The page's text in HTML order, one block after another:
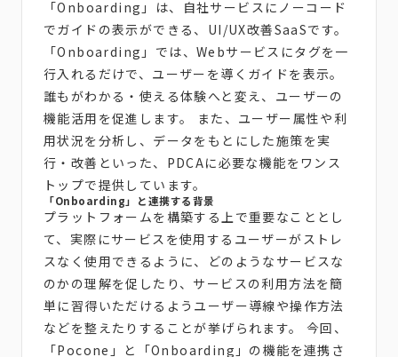
「Onboarding」は、自社サービスにノーコード
でガイドの表示ができる、UI/UX改善SaaSです。
「Onboarding」では、Webサービスにタグを一
行入れるだけで、ユーザーを導くガイドを表示。
誰もがわかる・使える体験へと変え、ユーザーの
機能活用を促進します。 また、ユーザー属性や利
用状況を分析し、データをもとにした施策を実
行・改善といった、PDCAに必要な機能をワンス
トップで提供しています。
「Onboarding」と連携する背景
プラットフォームを構築する上で重要なこととし
て、実際にサービスを使用するユーザーがストレ
スなく使用できるように、どのようなサービスな
のかの理解を促したり、サービスの利用方法を簡
単に習得いただけるようユーザー導線や操作方法
などを整えたりすることが挙げられます。 今回、
「Pocone」と「Onboarding」の機能を連携さ